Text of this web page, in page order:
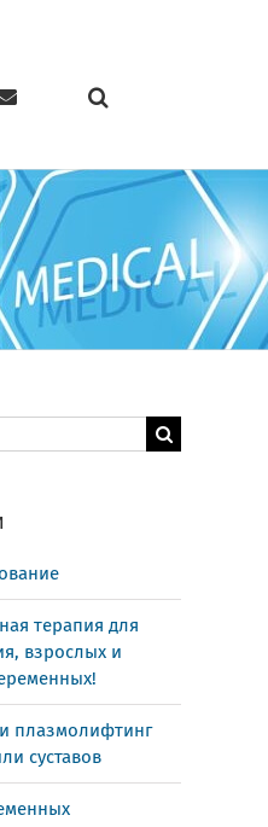
терапия для
взрослых и
плазмолифтинг
суставов